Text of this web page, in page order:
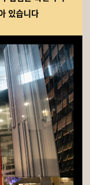
있습니다